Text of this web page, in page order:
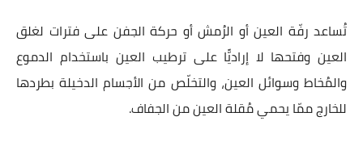
تُساعد رفّة العين أو الرُمش أو حركة الجفن على فترات لغلق
العين وفتحها لا إراديًّا على ترطيب العين باستخدام الدموع
والمُخاط وسوائل العين، والتخلّص من الأجسام الدخيلة بطردها
للخارج ممّا يحمي مُقلة العين من الجفاف.